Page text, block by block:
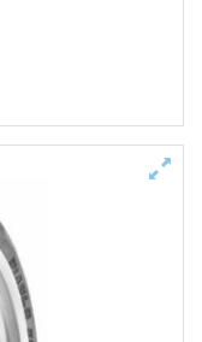
Подобрать